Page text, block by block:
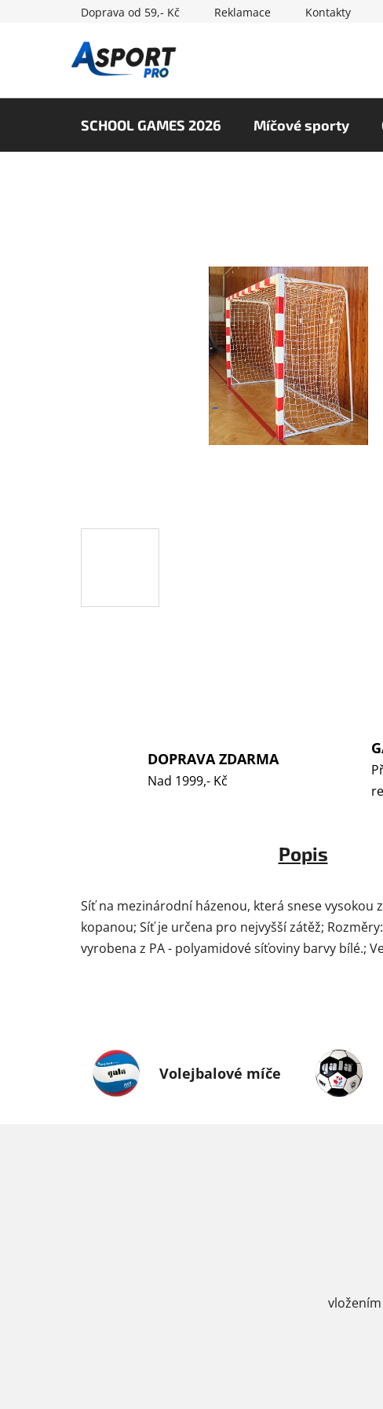
Doprava od 59,- Kč Reklamace Kontakty
SCHOOL GAMES 2026 Míčové sporty
DOPRAVA ZDARMA
Nad 1999,- Kč
Popis
Síť na mezinárodní házenou, která snese vysokou
kopanou; Síť je určena pro nejvyšší zátěž;
vyrobena z PA - polyamidové síťoviny barvy bílé.;
Volejbalové míče